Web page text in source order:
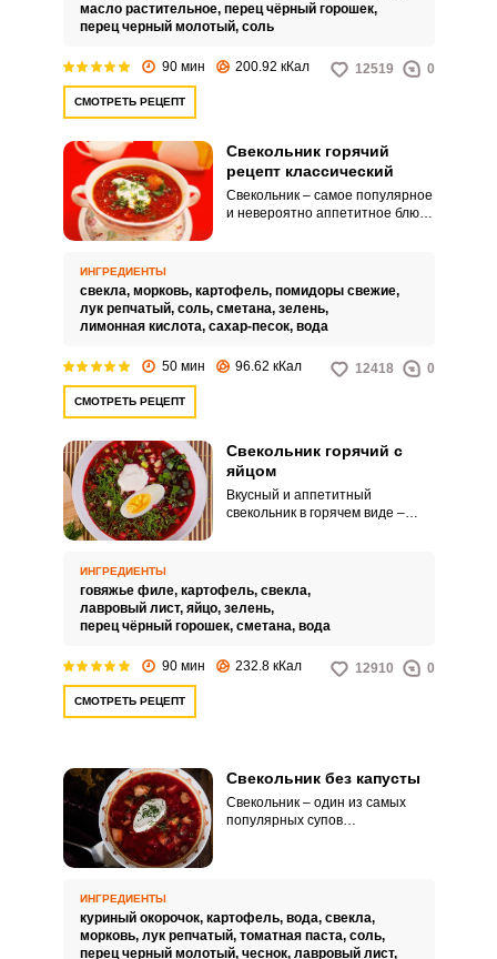
масло растительное, перец чёрный горошек,
перец черный молотый, соль
90 мин 200.92 кКал 12519 0
СМОТРЕТЬ РЕЦЕПТ
Свекольник горячий
рецепт классический
Свекольник – самое популярное
и невероятно аппетитное блюдо
вкусный и в горячем виде. Такой
суп станет хорошим, сытным
обедом для всей семьи.
ИНГРЕДИЕНТЫ
свекла, морковь, картофель, помидоры свежие,
лук репчатый, соль, сметана, зелень,
лимонная кислота, сахар-песок, вода
50 мин 96.62 кКал 12418 0
СМОТРЕТЬ РЕЦЕПТ
Свекольник горячий с
яйцом
Вкусный и аппетитный
свекольник в горячем виде –
понравиться всей семье!
ИНГРЕДИЕНТЫ
говяжье филе, картофель, свекла,
лавровый лист, яйцо, зелень,
перец чёрный горошек, сметана, вода
90 мин 232.8 кКал 12910 0
СМОТРЕТЬ РЕЦЕПТ
Свекольник без капусты
Свекольник – один из самых
популярных супов
ИНГРЕДИЕНТЫ
куриный окорочок, картофель, вода, свекла,
морковь, лук репчатый, томатная паста, соль,
перец черный молотый, чеснок, лавровый лист,